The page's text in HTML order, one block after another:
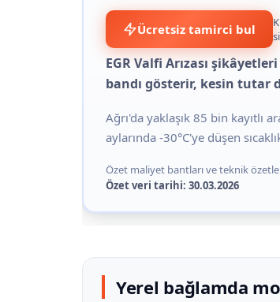
Ücretsiz tamirci bul
EGR Valfi Arızası
bandı gösterir, kesin tutar
Ağrı'da yaklaşık 85 bin kayıtlı
aylarında -30°C'ye düşen
Özet maliyet bantları ve teknik
Özet veri tarihi: 30.03.2026
Yerel bağlamda